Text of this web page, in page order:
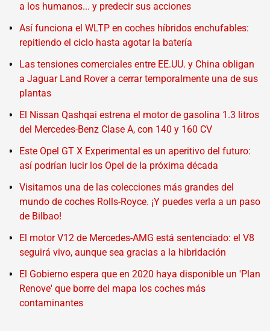
a los humanos... y predecir sus acciones
Así funciona el WLTP en coches híbridos enchufables:
repitiendo el ciclo hasta agotar la batería
Las tensiones comerciales entre EE.UU. y China obligan
a Jaguar Land Rover a cerrar temporalmente una de sus
plantas
El Nissan Qashqai estrena el motor de gasolina 1.3 litros
del Mercedes-Benz Clase A, con 140 y 160 CV
Este Opel GT X Experimental es un aperitivo del futuro:
así podrían lucir los Opel de la próxima década
Visitamos una de las colecciones más grandes del
mundo de coches Rolls-Royce. ¡Y puedes verla a un paso
de Bilbao!
El motor V12 de Mercedes-AMG está sentenciado: el V8
seguirá vivo, aunque sea gracias a la hibridación
El Gobierno espera que en 2020 haya disponible un 'Plan
Renove' que borre del mapa los coches más
contaminantes